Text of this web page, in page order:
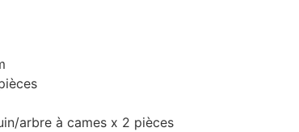
arbre à cames x 2 pièces